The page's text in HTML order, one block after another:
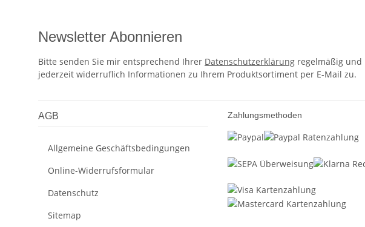
Newsletter Abonnieren
Bitte senden Sie mir entsprechend Ihrer Datenschutzerklärung regelmäßig und
jederzeit widerruflich Informationen zu Ihrem Produktsortiment per E-Mail zu.
AGB
Allgemeine Geschäftsbedingungen
Online-Widerrufsformular
Datenschutz
Sitemap
Zahlungsmethoden